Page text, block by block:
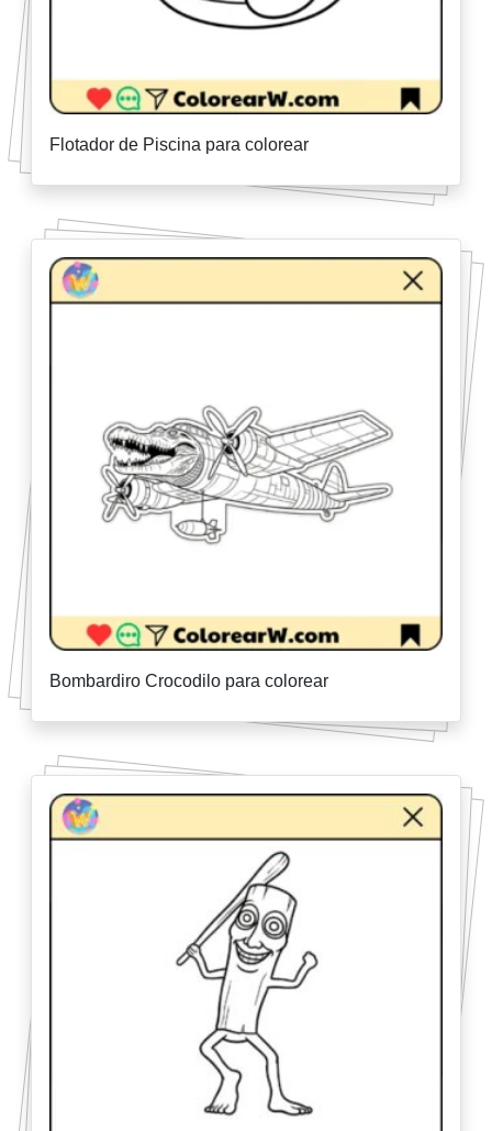
Flotador de Piscina para colorear
Bombardiro Crocodilo para colorear